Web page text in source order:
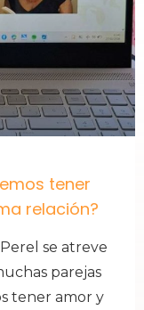
tener
relación?
se atreve
parejas
tener amor y